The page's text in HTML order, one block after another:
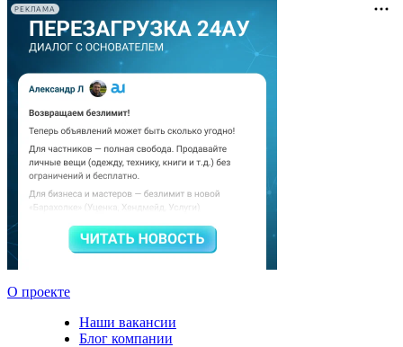
РЕКЛАМА
О проекте
Наши вакансии
Блог компании